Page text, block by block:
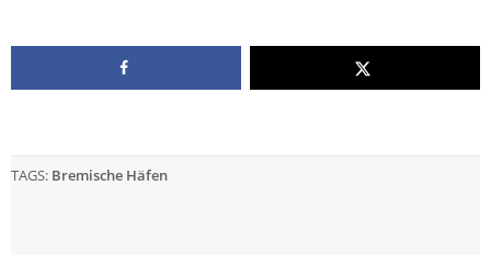
TAGS: Bremische Häfen